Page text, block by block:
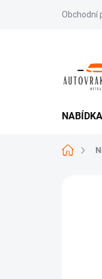
Obchodní
NABÍDKA
Domů